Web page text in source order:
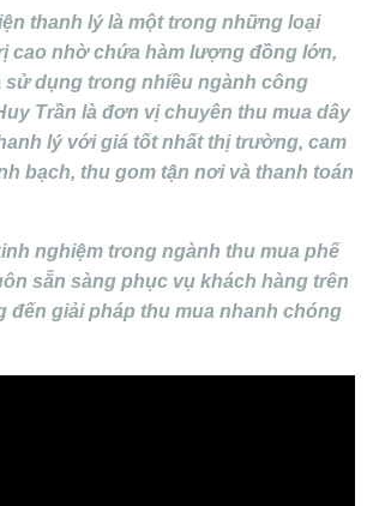
thanh lý là một trong những loại
cao nhờ chứa hàm lượng đồng lớn,
sử dụng trong nhiều ngành công
Trần là đơn vị chuyên thu mua dây
lý với giá tốt nhất thị trường, cam
bạch, thu gom tận nơi và thanh toán
nghiệm trong ngành thu mua phế
sẵn sàng phục vụ khách hàng trên
đến giải pháp thu mua nhanh chóng